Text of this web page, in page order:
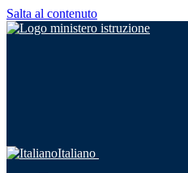
Salta al contenuto
Italiano